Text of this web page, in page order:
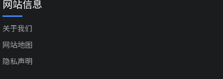
网站信息
关于我们
网站地图
隐私声明